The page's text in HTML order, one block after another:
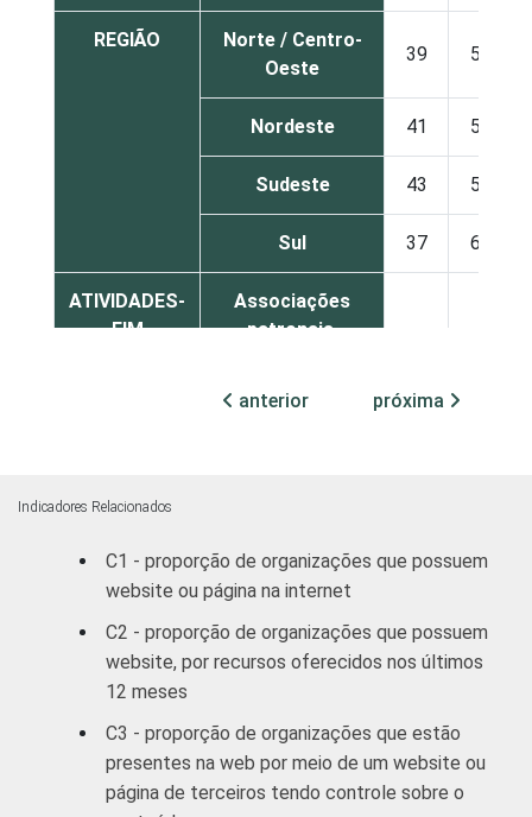
REGIÃO
Norte / Centro-
Oeste
39 57
Nordeste 41 58
Sudeste 43 56
Sul 37 61
ATIVIDADES-
FIM
Associações
patronais,
e defesa de
direitos
41 57
Religião 50 48
1Base: 2.288 organizações sem fins
lucrativos que possuem computador. Dados
anterior próxima
Indicadores Relacionados
C1 - proporção de organizações que possuem
website ou página na internet
C2 - proporção de organizações que possuem
website, por recursos oferecidos nos últimos
12 meses
C3 - proporção de organizações que estão
presentes na web por meio de um website ou
página de terceiros tendo controle sobre o